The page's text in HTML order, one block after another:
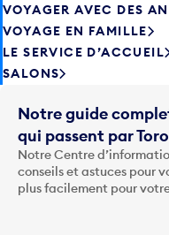
VOYAGE EN FAMILLE
LE SERVICE D’ACCUEIL
SALONS
qui passent par
Notre Centre
conseils et astuces pour
plus facilement pour